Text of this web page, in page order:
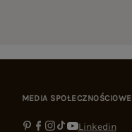
MEDIA SPOŁECZNOŚCIOWE
Linkedin